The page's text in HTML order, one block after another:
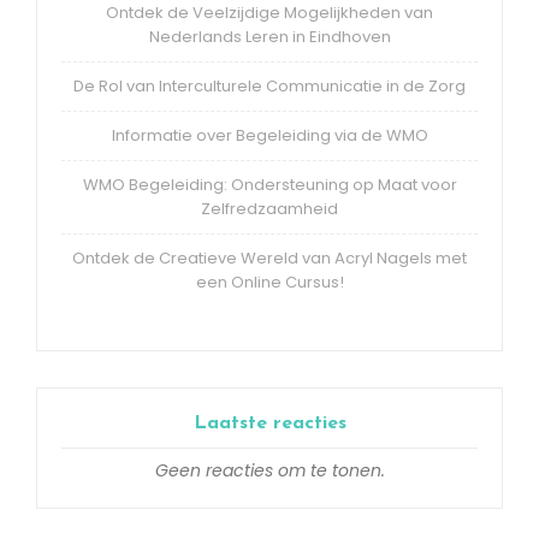
Ontdek de Veelzijdige Mogelijkheden van
Nederlands Leren in Eindhoven
De Rol van Interculturele Communicatie in de Zorg
Informatie over Begeleiding via de WMO
WMO Begeleiding: Ondersteuning op Maat voor
Zelfredzaamheid
Ontdek de Creatieve Wereld van Acryl Nagels met
een Online Cursus!
Laatste reacties
Geen reacties om te tonen.